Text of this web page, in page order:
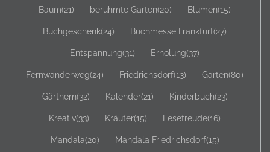
Baum(21) berühmte Gärten(20) Blumen(15)
Buchgeschenk(24) Buchmesse Frankfurt(27)
Entspannung(31) Erholung(37)
Fernwanderweg(24) Friedrichsdorf(13) Garten(80)
Gärtnern(32) Kalender(21) Kinderbuch(23)
Kreativ(33) Kräuter(15) Lesefreude(16)
Mandala(20) Mandala Friedrichsdorf(15)